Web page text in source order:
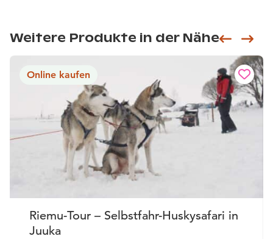
Weitere Produkte in der Nähe
Online kaufen
Riemu-Tour – Selbstfahr-Huskysafari in
Juuka
Siirry